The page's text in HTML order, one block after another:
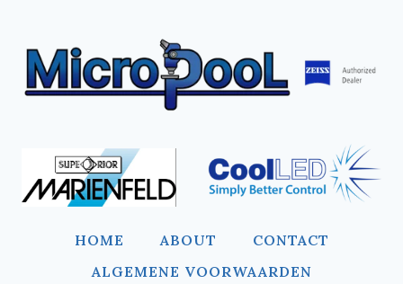
HOME ABOUT
CONTACT
ALGEMENE VOORWAARDEN